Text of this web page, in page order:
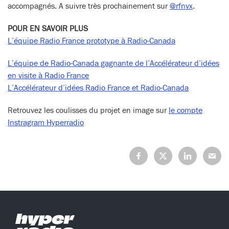
accompagnés. A suivre très prochainement sur@rfnvx.
POUR EN SAVOIR PLUS
L’équipe Radio France prototype à Radio-Canada
L’équipe de Radio-Canada gagnante de l’Accélérateur d’idées
en visite à Radio France
L’Accélérateur d’idées Radio France et Radio-Canada
Retrouvez les coulisses du projet en image sur le compte
Instragram Hyperradio
Partagez
sur
Partagez
sur
(Twitter)
Partagez
sur
sur